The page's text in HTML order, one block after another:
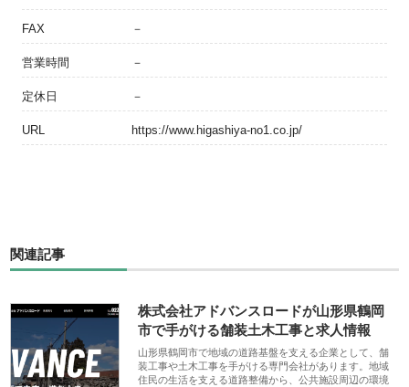
FAX －
営業時間 －
定休日 －
URL https://www.higashiya-no1.co.jp/
関連記事
株式会社アドバンスロードが山形県鶴岡
市で手がける舗装土木工事と求人情報
山形県鶴岡市で地域の道路基盤を支える企業として、舗
装工事や土木工事を手がける専門会社があります。地域
住民の生活を支える道路整備から、公共施設周辺の環境